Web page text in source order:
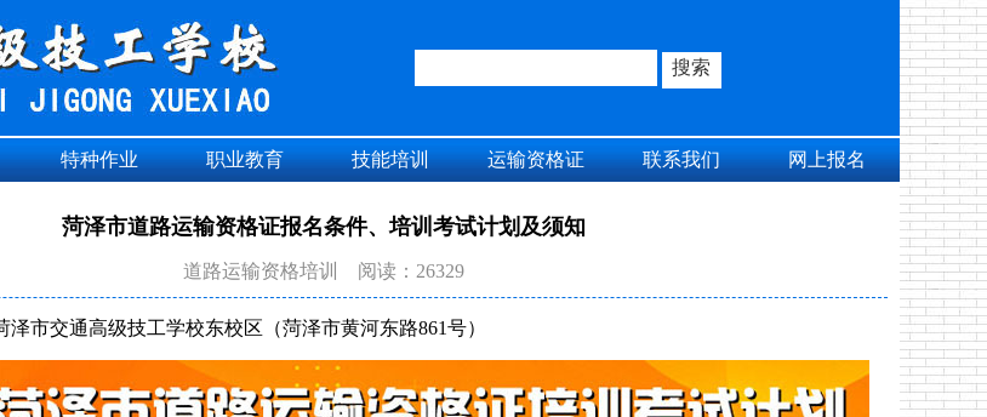
特种作业 职业教育 技能培训 运输资格证 联系我们 网上报名
菏泽市道路运输资格证报名条件、培训考试计划及须知
道路运输资格培训 阅读：26329
市交通高级技工学校东校区（菏泽市黄河东路861号）